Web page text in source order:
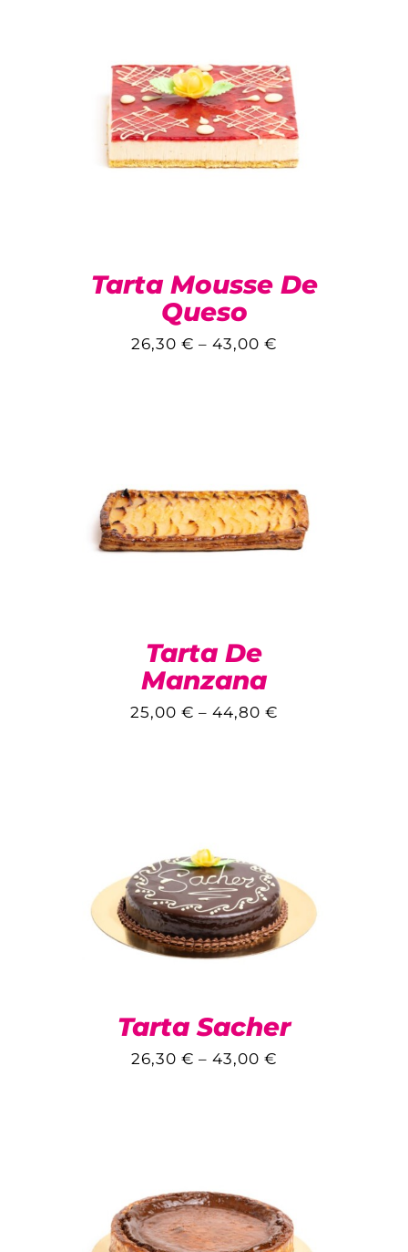
Tarta Mousse De
Queso
26,30 € – 43,00 €
Tarta De
Manzana
25,00 € – 44,80 €
Tarta Sacher
26,30 € – 43,00 €